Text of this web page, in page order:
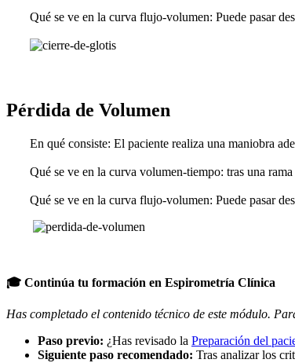
Qué se ve en la curva flujo-volumen: Puede pasar
Pérdida de Volumen
En qué consiste: El paciente realiza una maniobra
Qué se ve en la curva volumen-tiempo: tras una
Qué se ve en la curva flujo-volumen: Puede pasar
🎓 Continúa tu formación en Espirometría Clínica
Has completado el contenido técnico de este módulo.
Paso previo: ¿Has revisado la Preparación del
Siguiente paso recomendado: Tras analizar los